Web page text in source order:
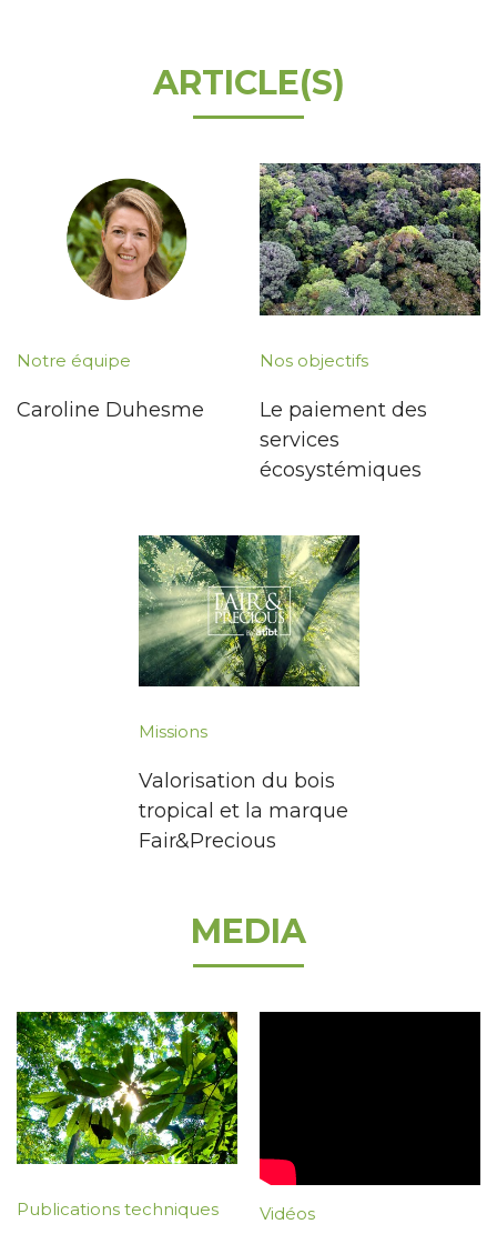
ARTICLE(S)
Notre équipe
Caroline Duhesme
Nos objectifs
Le paiement des
services
écosystémiques
Missions
Valorisation du bois
tropical et la marque
Fair&Precious
MEDIA
Publications techniques Vidéos